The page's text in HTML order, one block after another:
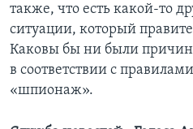
также, что есть какой-то
ситуации, который
Каковы бы ни были
в соответствии с
«шпионаж».